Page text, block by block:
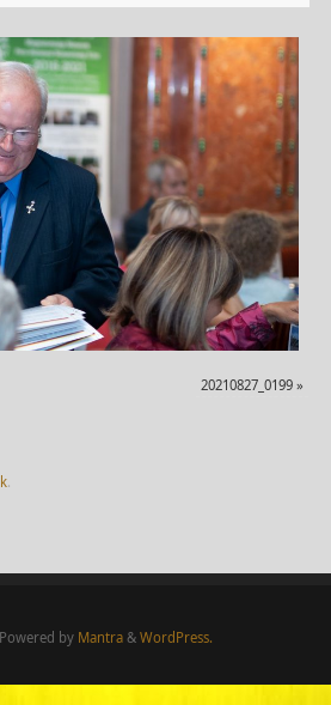
20210827_0199 »
.
by Mantra& WordPress.